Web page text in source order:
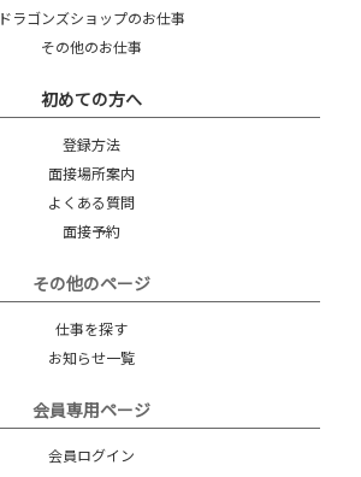
ドラゴンズショップのお仕事
その他のお仕事
初めての方へ
登録方法
面接場所案内
よくある質問
面接予約
その他のページ
仕事を探す
お知らせ一覧
会員専用ページ
会員ログイン